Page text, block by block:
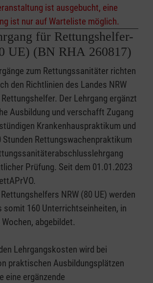
ist ausgebucht, eine
ist nur auf Warteliste möglich.
für Rettungshelfer-
UE) (BN RHA 260817)
zum Rettungssanitäter richten
den Richtlinien des Landes NRW
Der Lehrgang ergänzt
Ausbildung und verschafft Zugang
Krankenhauspraktikum und
Stunden Rettungswachenpraktikum
Prüfung. Seit dem 01.01.2023
NRW (80 UE) werden
somit 160 Unterrichtseinheiten, in
abgebildet.
Lehrgangskosten wird bei
praktischen Ausbildungsplätzen
eine ergänzende